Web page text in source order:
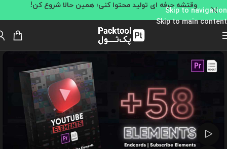
Skip to navigation
Skip to main content
وقتشه حرفه ای تولید محتوا کنی؛ همین حالا شروع کن!
تماشای ویدئو